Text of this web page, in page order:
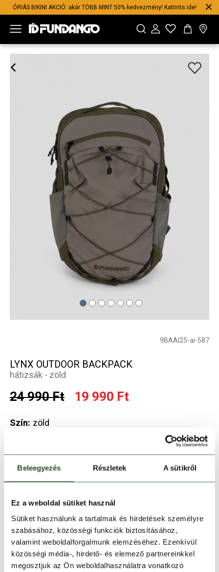
Beleegyezés Részletek A sütikről
Ez a weboldal sütiket használ
Sütiket használunk a tartalmak és hirdetések személyre
szabásához, közösségi funkciók biztosításához,
valamint weboldalforgalmunk elemzéséhez. Ezenkívül
közösségi média-, hirdető- és elemező partnereinkkel
megosztjuk az Ön weboldalhasználatra vonatkozó
ÓRIÁS BIKINI AKCIÓ: akár TÖBB MINT 50% kedvezmény! Kattints ide!
9BAAI25-ai-587
LYNX OUTDOOR BACKPACK
hátizsák - zöld
24 990 Ft 19 990 Ft
Szín: zöld
Kosárba teszem
Melyik üzletben elérhető|Foglalás